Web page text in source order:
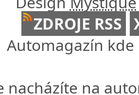
ZDROJE RSS
Automagazín
nacházíte na